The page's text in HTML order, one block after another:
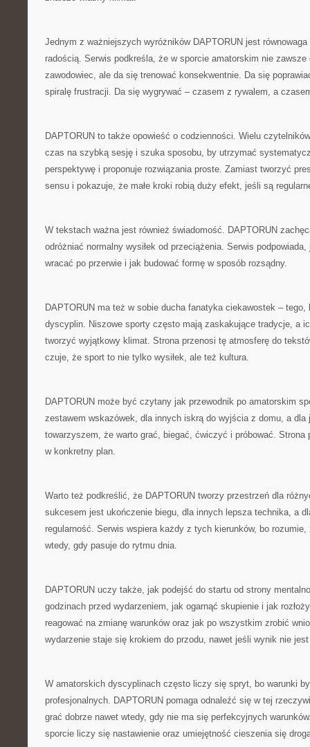
Jednym z ważniejszych wyróżników DAPTORUN jest
radością. Serwis podkreśla, że w sporcie amatorskim nie zawsze
zawodowiec, ale da się trenować konsekwentnie. Da się
spiralę frustracji. Da się wygrywać – czasem z rywalem, a
DAPTORUN to także opowieść o codzienności. Wielu
czas na szybką sesję i szuka sposobu, by utrzymać
perspektywę i proponuje rozwiązania proste. Zamiast tworzyć
sensu i pokazuje, że małe kroki robią duży efekt, jeśli są
W tekstach ważna jest również świadomość. DAPTORUN
odróżniać normalny wysiłek od przeciążenia. Serwis
wracać po przerwie i jak budować formę w sposób rozsądny.
DAPTORUN ma też w sobie ducha fanatyka ciekawostek –
dyscyplin. Niszowe sporty często mają zaskakujące tradycje, a
tworzyć wyjątkowy klimat. Strona przenosi tę atmosferę do
czuje, że sport to nie tylko wysiłek, ale też kultura.
DAPTORUN może być czytany jak przewodnik po amatorskim
zestawem wskazówek, dla innych iskrą do wyjścia z domu, a dla
towarzyszem, że warto grać, biegać, ćwiczyć i próbować. Strona
w konkretny plan.
Warto też podkreślić, że DAPTORUN tworzy przestrzeń dla
sukcesem jest ukończenie biegu, dla innych lepsza technika, a
regularność. Serwis wspiera każdy z tych kierunków, bo
wtedy, gdy pasuje do rytmu dnia.
DAPTORUN uczy także, jak podejść do startu od strony
godzinach przed wydarzeniem, jak ogarnąć skupienie i jak
reagować na zmianę warunków oraz jak po wszystkim zrobić
wydarzenie staje się krokiem do przodu, nawet jeśli wynik nie
W amatorskich dyscyplinach często liczy się spryt, bo warunki
profesjonalnych. DAPTORUN pomaga odnaleźć się w tej
grać dobrze nawet wtedy, gdy nie ma się perfekcyjnych
sporcie liczy się nastawienie oraz umiejętność cieszenia się